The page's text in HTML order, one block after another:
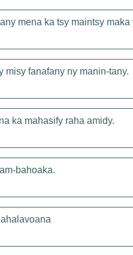
mena ka tsy maintsy maka
misy fanafany ny manin-tany.
ka mahasify raha amidy.
bahoaka.